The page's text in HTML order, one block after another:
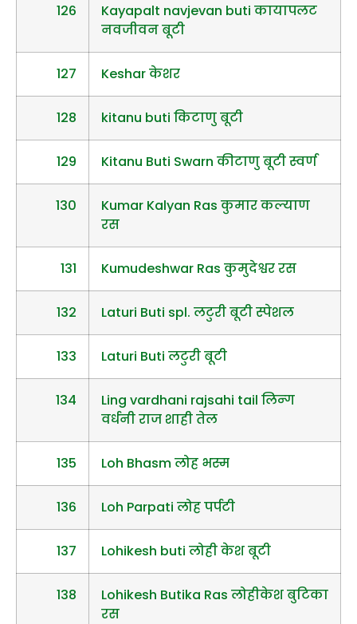
126
Kayapalt navjevan buti कायापलट
नवजीवन बूटी
127 Keshar केशर
128 kitanu buti किटाणु बूटी
129 Kitanu Buti Swarn कीटाणु बूटी स्वर्ण
130
Kumar Kalyan Ras कुमार कल्याण
रस
131 Kumudeshwar Ras कुमुदेश्वर रस
132 Laturi Buti spl. लटुरी बूटी स्पेशल
133 Laturi Buti लटुरी बूटी
134
Ling vardhani rajsahi tail लिन्ग
वर्धनी राज शाही तेल
135 Loh Bhasm लोह भस्म
136 Loh Parpati लोह पर्पटी
137 Lohikesh buti लोही केश बूटी
138
Lohikesh Butika Ras लोहीकेश बुटिका
रस